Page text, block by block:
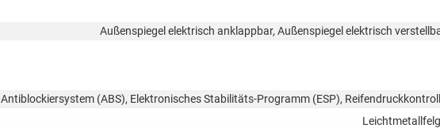
Außenspiegel elektrisch anklappbar, Außenspiegel elektrisch
Antiblockiersystem (ABS), Elektronisches Stabilitäts-Programm (ESP),